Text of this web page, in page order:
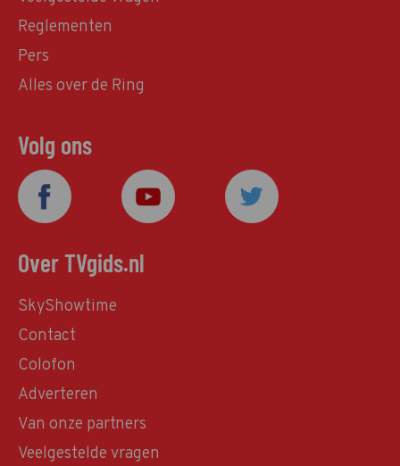
Reglementen
Pers
Alles over de Ring
Volg ons
Over TVgids.nl
SkyShowtime
Contact
Colofon
Adverteren
Van onze partners
Veelgestelde vragen